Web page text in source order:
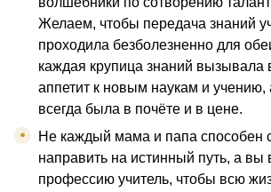
Желаем, чтобы передача знаний
проходила безболезненно для
каждая крупица знаний вызывала
аппетит к новым наукам и
всегда была в почёте и в цене.
Не каждый мама и папа способен
направить на истинный путь, а вы
профессию учитель, чтобы всю